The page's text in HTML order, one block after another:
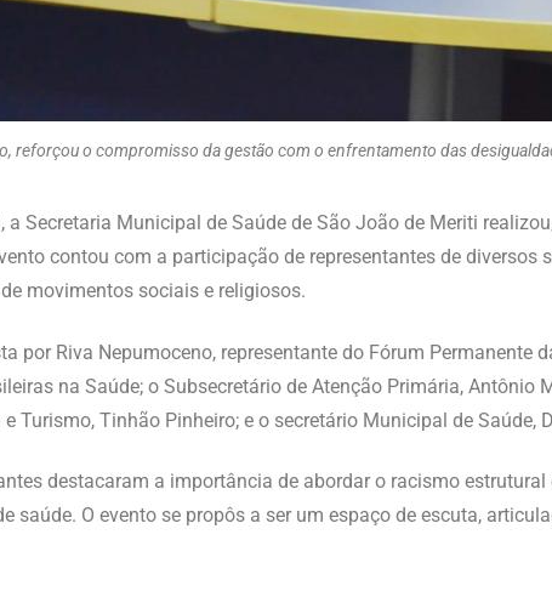
reforçou o compromisso da gestão com o enfrentamento das
Secretaria Municipal de Saúde de São João de Meriti
contou com a participação de representantes de
movimentos sociais e religiosos.
por Riva Nepumoceno, representante do Fórum Permanente
na Saúde; o Subsecretário de Atenção Primária, Antônio
Turismo, Tinhão Pinheiro; e o secretário Municipal de Saúde,
destacaram a importância de abordar o racismo
saúde. O evento se propôs a ser um espaço de escuta,